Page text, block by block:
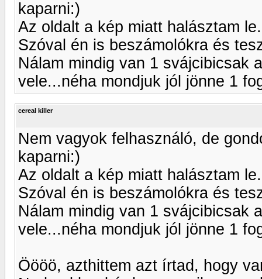
kaparni:)
Az oldalt a kép miatt halásztam le.
Szóval én is beszámolókra és
Nálam mindig van 1 svájcibicsak
vele...néha mondjuk jól jönne 1
cereal killer
Nem vagyok felhasználó, de
kaparni:)
Az oldalt a kép miatt halásztam le.
Szóval én is beszámolókra és
Nálam mindig van 1 svájcibicsak
vele...néha mondjuk jól jönne 1
Öööö, azthittem azt írtad, hogy